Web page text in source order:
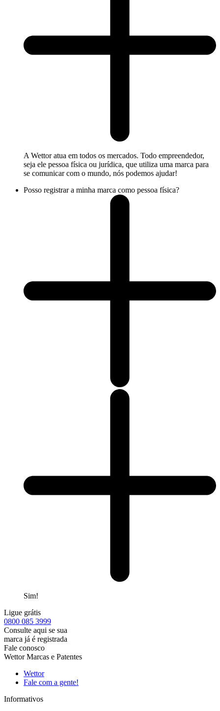
A Wettor atua em todos os mercados. Todo empreendedor,
seja ele pessoa física ou jurídica, que utiliza uma marca para
se comunicar com o mundo, nós podemos ajudar!
Posso registrar a minha marca como pessoa física?
Sim!
Ligue grátis
0800 085 3999
Consulte aqui se sua
marca já é registrada
Fale conosco
Wettor Marcas e Patentes
Wettor
Fale com a gente!
Informativos